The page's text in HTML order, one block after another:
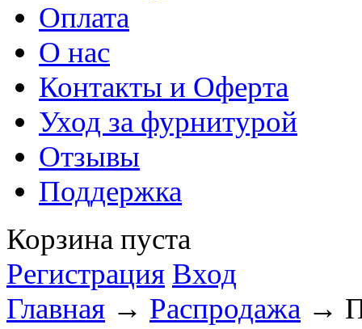
Оплата
О нас
Контакты и Оферта
Уход за фурнитурой
Отзывы
Поддержка
Корзина пуста
Регистрация Вход
Главная → Распродажа →